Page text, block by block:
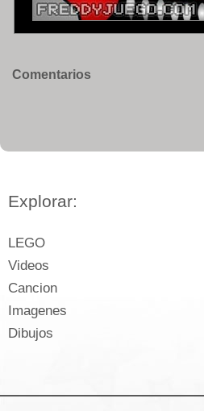
Comentarios
Explorar:
LEGO
Videos
Cancion
Imagenes
Dibujos